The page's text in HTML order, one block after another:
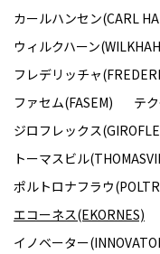
カールハンセン(CARL
ウィルクハーン
フレデリッチャ
ファセム(FASEM)
テ
ジロフレックス
トーマスビル
ポルトロナフラウ
エコーネス(EKORNES)
イノベーター